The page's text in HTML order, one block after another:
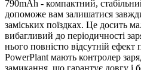
790mAh - компактний,
допоможе вам залишатися
заміських поїздках. Це досить
вибагливий до періодичності
нього повністю відсутній ефект
PowerPlant мають контролер